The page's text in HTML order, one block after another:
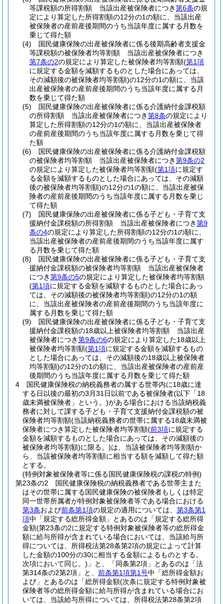
等課税額の所得割額 当該出産被保険者につき第6条の規
定により算定した所得割額の12分の1の額に、当該出産
被保険者の産前産後期間のうち当該年度に属する月数を
乗じて得た額
(4)
国民健康保険の出産被保険者に係る後期高齢者支援金
等課税額の被保険者均等割額 当該出産被保険者につき
第7条の2の規定により算定した被保険者均等割額(第1項
に規定する金額を減額するものとした場合にあっては、
その減額後の被保険者均等割額)の12分の1の額に、当該
出産被保険者の産前産後期間のうち当該年度に属する月
数を乗じて得た額
(5)
国民健康保険の出産被保険者に係る介護納付金課税額
の所得割額 当該出産被保険者につき第8条の規定により
算定した所得割額の12分の1の額に、当該出産被保険者
の産前産後期間のうち当該年度に属する月数を乗じて得
た額
(6)
国民健康保険の出産被保険者に係る介護納付金課税額
の被保険者均等割額 当該出産被保険者につき第9条の2
の規定により算定した被保険者均等割額(第1項に規定す
る金額を減額するものとした場合にあっては、その減額
後の被保険者均等割額)の12分の1の額に、当該出産被保
険者の産前産後期間のうち当該年度に属する月数を乗じ
て得た額
(7)
国民健康保険の出産被保険者に係る子ども・子育て支
援納付金課税額の所得割額 当該出産被保険者につき第9
条の4の規定により算定した所得割額の12分の1の額に、
当該出産被保険者の産前産後期間のうち当該年度に属す
る月数を乗じて得た額
(8)
国民健康保険の出産被保険者に係る子ども・子育て支
援納付金課税額の被保険者均等割額 当該出産被保険者
につき第9条の5の規定により算定した被保険者均等割額
(第1項に規定する金額を減額するものとした場合にあっ
ては、その減額後の被保険者均等割額)の12分の1の額
に、当該出産被保険者の産前産後期間のうち当該年度に
属する月数を乗じて得た額
(9)
国民健康保険の出産被保険者に係る子ども・子育て支
援納付金課税額の18歳以上被保険者均等割額 当該出産
被保険者につき第9条の6の規定により算定した18歳以上
被保険者均等割額(第1項に規定する金額を減額するもの
とした場合にあっては、その減額後の18歳以上被保険者
均等割額)の12分の1の額に、当該出産被保険者の産前産
後期間のうち当該年度に属する月数を乗じて得た額
4
国民健康保険税の納税義務者の属する世帯内に18歳に達
する日以後の最初の3月31日以前である被保険者(以下「18
歳未満被保険者」という。)がある場合における当該納税義
務者に対して課する子ども・子育て支援納付金課税額の被
保険者均等割額(当該納税義務者の世帯に属する18歳未満被
保険者につき算定した被保険者均等割額(前3項に規定する
金額を減額するものとした場合にあっては、その減額後の
被保険者均等割額)に限る。)は、当該被保険者均等割額か
ら、当該被保険者均等割額に相当する額を減額して得た額
とする。
(特例対象被保険者等に係る国民健康保険税の課税の特例)
第23条の2
国民健康保険税の納税義務者である世帯主また
はその世帯に属する国民健康保険の被保険者もしくは特定
同一世帯所属者が特例対象被保険者等である場合における
第3条および前条第1項の規定の適用については、 第3条第1
項中「規定する総所得金額」とあるのは「規定する総所得
金額(第23条の2に規定する特例対象被保険者等の総所得金
額に給与所得が含まれている場合においては、当該給与所
得については、所得税法第28条第2項の規定によって計算
した金額の100分の30に相当する金額によるものとする。
次項において同じ。) 」と、「同条第2項」とあるのは「法
第314条の2第2項」と、 前条第1項第1号中「総所得金額お
よび」とあるのは「総所得金額(次条に規定する特例対象被
保険者等の総所得金額に給与所得が含まれている場合にお
いては、当該給与所得については、所得税法第28条第2項